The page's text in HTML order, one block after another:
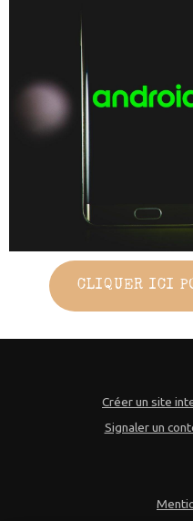
CLIQUER ICI
Créer un site
Signaler un